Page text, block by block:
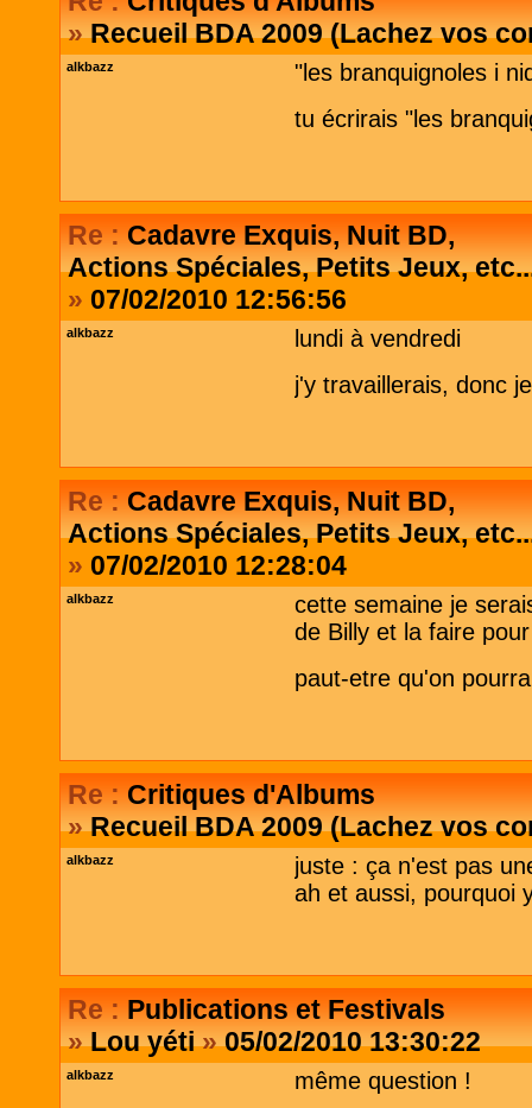
»Recueil BDA 2009 (Lachez vos
alkbazz
"les branquignoles i
tu écrirais "les
Re :Cadavre Exquis, Nuit BD,
Actions Spéciales, Petits Jeux,
» 07/02/2010 12:56:56
alkbazz
lundi à vendredi
j'y travaillerais, donc
Re :Cadavre Exquis, Nuit BD,
Actions Spéciales, Petits Jeux,
» 07/02/2010 12:28:04
alkbazz
cette semaine je
de Billy et la faire
paut-etre qu'on
Re :Critiques d'Albums
»Recueil BDA 2009 (Lachez vos
alkbazz
juste : ça n'est pas
ah et aussi, pourquoi
Re :Publications et Festivals
»Lou yéti »05/02/2010 13:30:22
alkbazz même question !